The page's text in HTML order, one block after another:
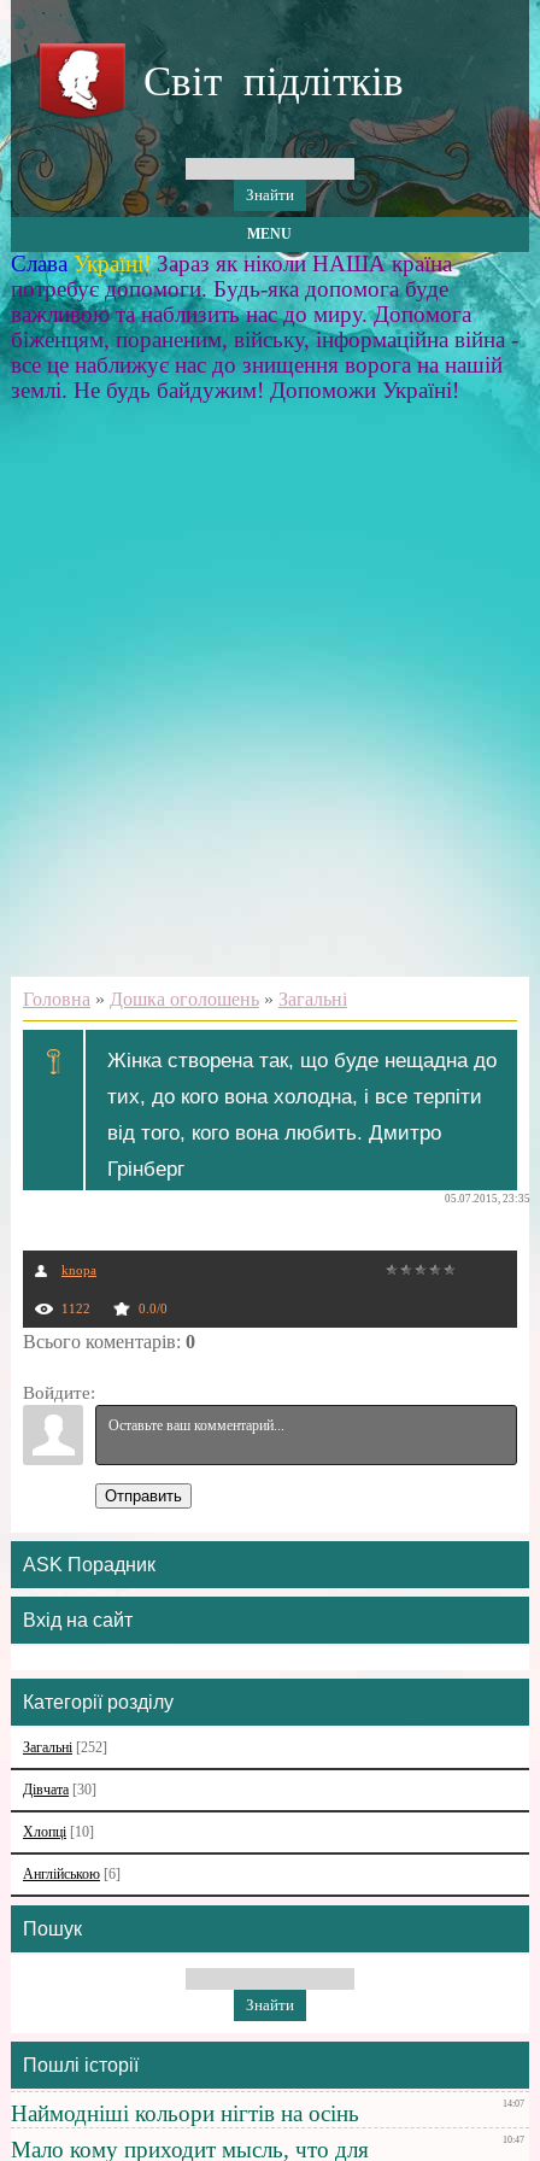
Світ підлітків
MENU
Слава Україні! Зараз як ніколи НАША країна
потребує допомоги. Будь-яка допомога буде
важливою та наблизить нас до миру. Допомога
біженцям, пораненим, війську, інформаційна війна -
все це наближує нас до знищення ворога на нашій
землі. Не будь байдужим! Допоможи Україні!
Головна » Дошка оголошень» Загальні
Жінка створена так, що буде нещадна до
тих, до кого вона холодна, і все терпіти
від того, кого вона любить. Дмитро
Грінберг
05.07.2015, 23:35
knopa
1122 0.0/0
Всього коментарів: 0
Войдите:
Отправить
ASK Порадник
Вхід на сайт
Категорії розділу
Загальні [252]
Дівчата [30]
Хлопці [10]
Англійською [6]
Пошук
Пошлі історії